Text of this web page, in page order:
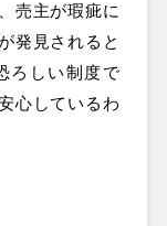
売主が瑕疵に
発見されると
ろしい制度で
心しているわ